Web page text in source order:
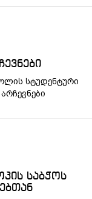
სტუდენტური
საბჭოს